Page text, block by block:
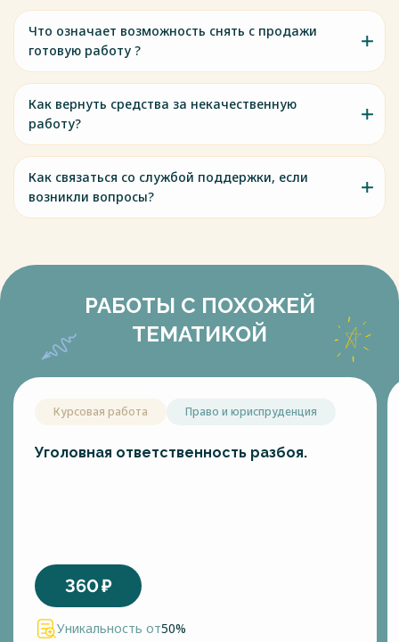
Что означает возможность снять с продажи
готовую работу ?
Как вернуть средства за некачественную
работу?
Как связаться со службой поддержки, если
возникли вопросы?
РАБОТЫ С ПОХОЖЕЙ
ТЕМАТИКОЙ
Курсовая работа Право и юриспруденция
Уголовная ответственность разбоя.
360₽
Уникальность от50%